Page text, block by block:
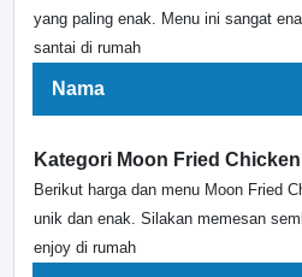
yang paling enak. Menu ini sangat
santai di rumah
Nama
Kategori Moon Fried Chicken
Berikut harga dan menu Moon Fried
unik dan enak. Silakan memesan
enjoy di rumah